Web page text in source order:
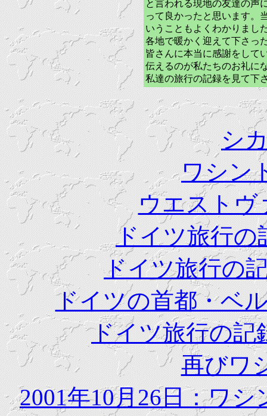
と言われる現地の友達の声
って良かったと思います。
いうこともよくわかりまし
各地で暖かく迎えて下さっ
皆さんに本当に感謝をして
伝えるのが私たちのお礼に
私達の旅行の記録を見て下
シ
ワシン
ウエストヴ
ドイツ旅行の
ドイツ旅行の
ドイツの首都・ベ
ドイツ旅行の記
再びワ
2001年10月26日：ワ